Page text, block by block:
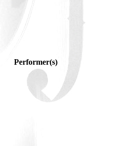
Performer(s)